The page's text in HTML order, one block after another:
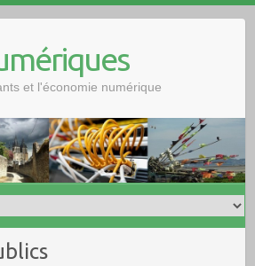
et l'économie numérique